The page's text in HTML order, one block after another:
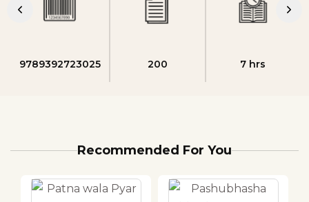
9789392723025 200 7 hrs
Recommended For You